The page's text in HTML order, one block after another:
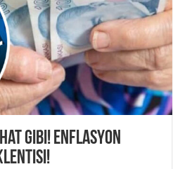
gibi! Enflasyon